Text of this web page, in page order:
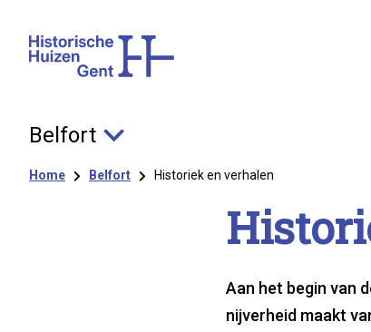
Belfort
Kruimelpad
Home Belfort Historiek en verhalen
Aan het begin van
nijverheid maakt